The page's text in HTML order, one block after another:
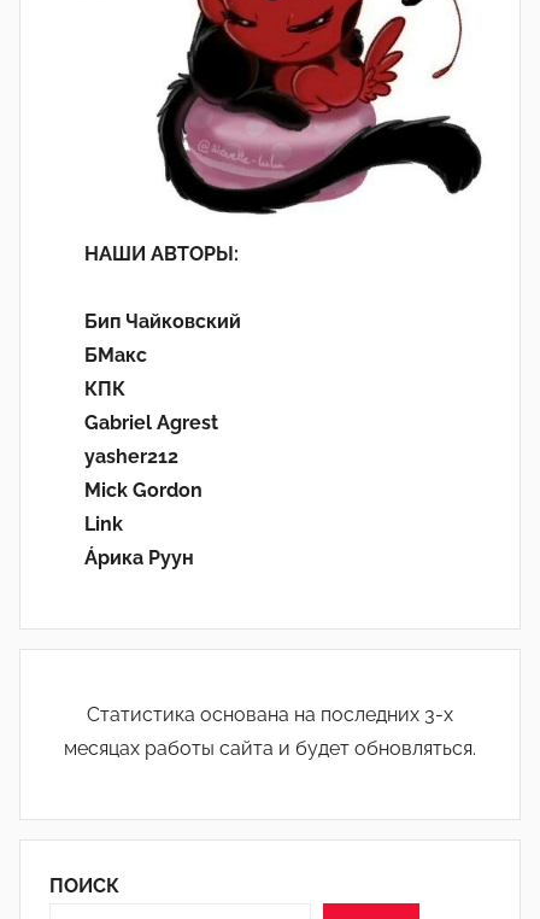
НАШИ АВТОРЫ:
Бип Чайковский
БМакс
КПК
Gabriel Agrest
yasher212
Mick Gordon
Link
Áрика Руун
Статистика основана на последних 3-х
месяцах работы сайта и будет обновляться.
ПОИСК